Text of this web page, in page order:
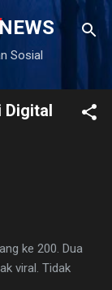
Sosial
Digital
ke 200. Dua
viral. Tidak